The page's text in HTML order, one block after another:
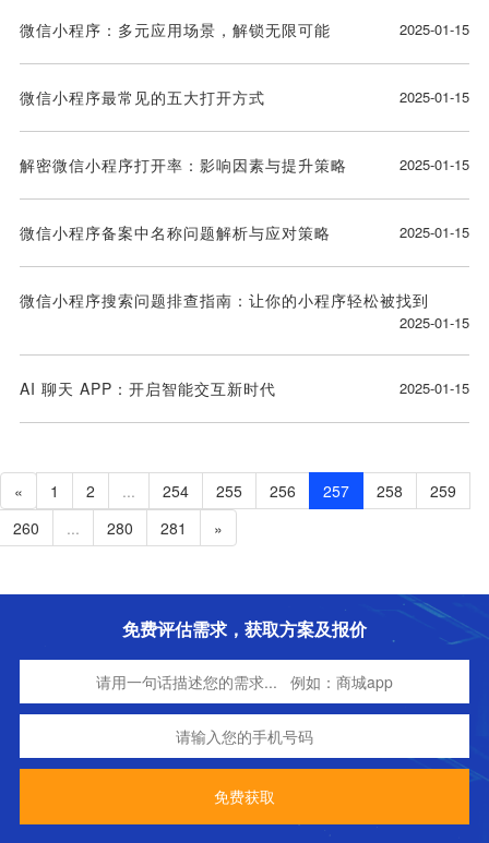
微信小程序：多元应用场景，解锁无限可能 2025-01-15
微信小程序最常见的五大打开方式 2025-01-15
解密微信小程序打开率：影响因素与提升策略 2025-01-15
微信小程序备案中名称问题解析与应对策略 2025-01-15
微信小程序搜索问题排查指南：让你的小程序轻松被找到
2025-01-15
AI 聊天 APP：开启智能交互新时代 2025-01-15
« 1 2 ... 254 255 256 257 258
259
260
... 280 281 »
免费评估需求，获取方案及报价